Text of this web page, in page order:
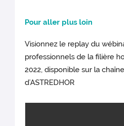
Pour aller plus loin
Visionnez le replay du
professionnels de la filière
2022, disponible sur la
d’ASTREDHOR